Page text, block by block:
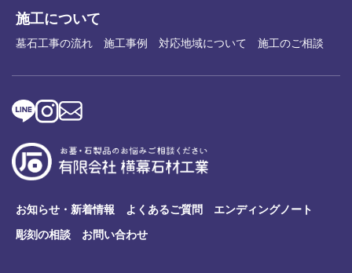
お知らせ・新着情報 よくあるご質問 エンディングノート
彫刻の相談 お問い合わせ
施工について
墓石工事の流れ 施工事例 対応地域について 施工のご相談